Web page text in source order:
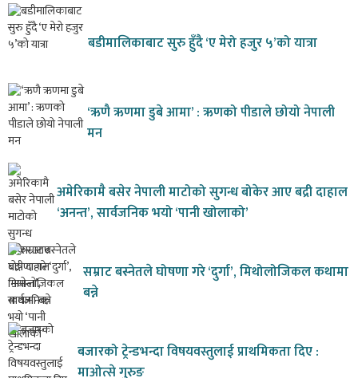
बडीमालिकाबाट सुरु हुँदै ‘ए मेरो हजुर ५’को यात्रा
‘ऋणै ऋणमा डुबे आमा’ : ऋणको पीडाले छोयो नेपाली
मन
अमेरिकामै बसेर नेपाली माटोको सुगन्ध बोकेर आए बद्री दाहाल
‘अनन्त’, सार्वजनिक भयो ‘पानी खोलाको’
सम्राट बस्नेतले घोषणा गरे ‘दुर्गा’, मिथोलोजिकल कथामा
बन्ने
बजारको ट्रेन्डभन्दा विषयवस्तुलाई प्राथमिकता दिए :
माओत्से गुरुङ